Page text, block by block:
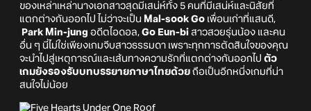
ของเหล่าเหล่านางเอกสาวสุดมีเสน่ห์ทั้ง 5 คนที่มีเสน่ห์และนิสัยที่
แตกต่างกันออกไป ไม่ว่าจะเป็น Mal-sook Go เพื่อนเก่าที่แสนดี,
Park Min-jung อดีตไอดอล, Go Eun-bi สาวสวยรุ่นน้อง และคน
อื่น ๆ นี่ไม่ใช่เพียงเกมจีบสาวธรรมดา เพราะทุกการตัดสินใจของคุณ
จะนำไปสู่เหตุการณ์และเส้นทางความรักที่แตกต่างกันออกไป ตัว
เกมยังรองรับบทบรรยายภาษาไทยด้วย ถือเป็นอีกหนึ่งเกมที่น่า
สนใจไม่น้อย